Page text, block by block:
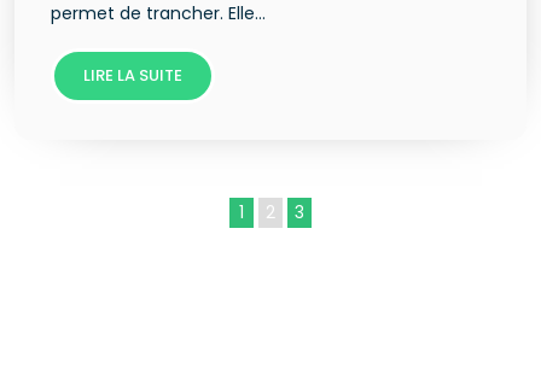
permet de trancher. Elle…
LIRE LA SUITE
1 2 3